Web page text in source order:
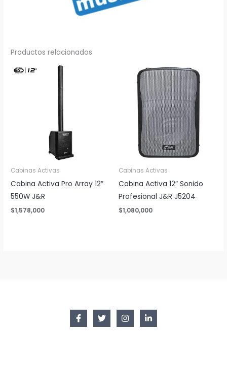
Productos relacionados
Cabinas Activas
Cabina Activa Pro Array 12”
550W J&R
$1,578,000
Cabinas Activas
Cabina Activa 12″ Sonido
Profesional J&R J5204
$1,080,000